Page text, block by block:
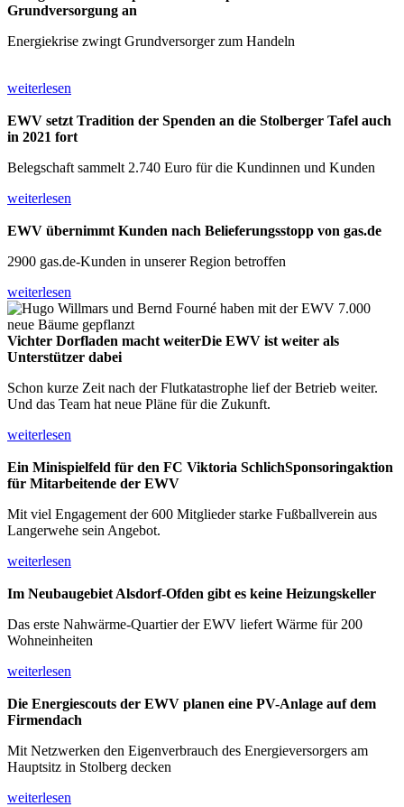
Grundversorgung an
Energiekrise zwingt Grundversorger zum Handeln
weiterlesen
EWV setzt Tradition der Spenden an die Stolberger Tafel auch
in 2021 fort
Belegschaft sammelt 2.740 Euro für die Kundinnen und Kunden
weiterlesen
EWV übernimmt Kunden nach Belieferungsstopp von gas.de
2900 gas.de-Kunden in unserer Region betroffen
weiterlesen
Vichter Dorfladen macht weiterDie EWV ist weiter als
Unterstützer dabei
Schon kurze Zeit nach der Flutkatastrophe lief der Betrieb weiter.
Und das Team hat neue Pläne für die Zukunft.
weiterlesen
Ein Minispielfeld für den FC Viktoria SchlichSponsoringaktion
für Mitarbeitende der EWV
Mit viel Engagement der 600 Mitglieder starke Fußballverein aus
Langerwehe sein Angebot.
weiterlesen
Im Neubaugebiet Alsdorf-Ofden gibt es keine Heizungskeller
Das erste Nahwärme-Quartier der EWV liefert Wärme für 200
Wohneinheiten
weiterlesen
Die Energiescouts der EWV planen eine PV-Anlage auf dem
Firmendach
Mit Netzwerken den Eigenverbrauch des Energieversorgers am
Hauptsitz in Stolberg decken
weiterlesen